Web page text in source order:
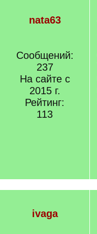
nata63
Сообщений:
237
На сайте с
2015 г.
Рейтинг:
113
ivaga